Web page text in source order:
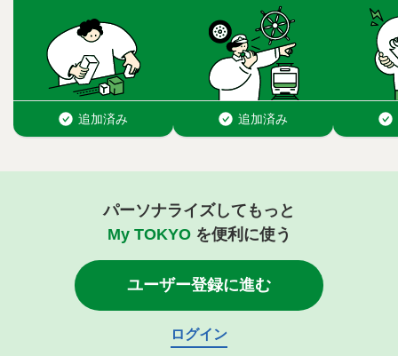
パーソナライズしてもっと
My TOKYOを便利に使う
ユーザー登録に進む
ログイン